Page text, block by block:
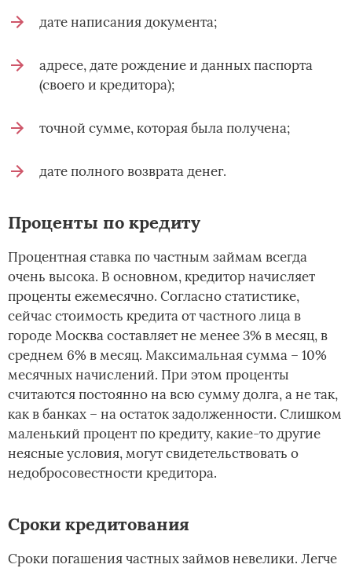
дате написания документа;
адресе, дате рождение и данных паспорта
(своего и кредитора);
точной сумме, которая была получена;
дате полного возврата денег.
Проценты по кредиту
Процентная ставка по частным займам всегда
очень высока. В основном, кредитор начисляет
проценты ежемесячно. Согласно статистике,
сейчас стоимость кредита от частного лица в
городе Москва составляет не менее 3% в месяц, в
среднем 6% в месяц. Максимальная сумма – 10%
месячных начислений. При этом проценты
считаются постоянно на всю сумму долга, а не так,
как в банках – на остаток задолженности. Слишком
маленький процент по кредиту, какие-то другие
неясные условия, могут свидетельствовать о
недобросовестности кредитора.
Сроки кредитования
Сроки погашения частных займов невелики. Легче